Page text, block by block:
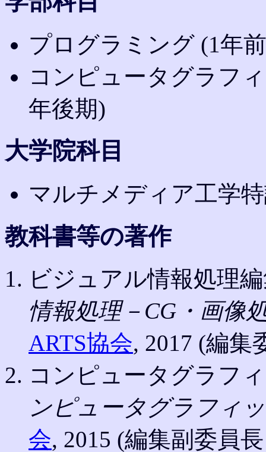
プログラミング (1年
コンピュータグラフ
年後期)
大学院科目
マルチメディア工学
教科書等の著作
ビジュアル情報処理
情報処理－CG・画像
ARTS協会, 2017 (編集
コンピュータグラフ
ンピュータグラフィ
会, 2015 (編集副委員